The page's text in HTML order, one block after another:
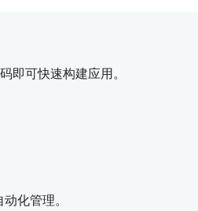
可快速构建应用。
化管理。